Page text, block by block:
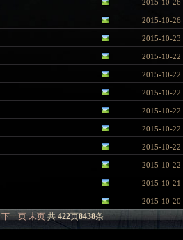
2015-10-26
2015-10-26
2015-10-23
2015-10-22
2015-10-22
2015-10-22
2015-10-22
2015-10-22
2015-10-22
2015-10-22
2015-10-21
2015-10-20
下一页 末页 共 422页8438条